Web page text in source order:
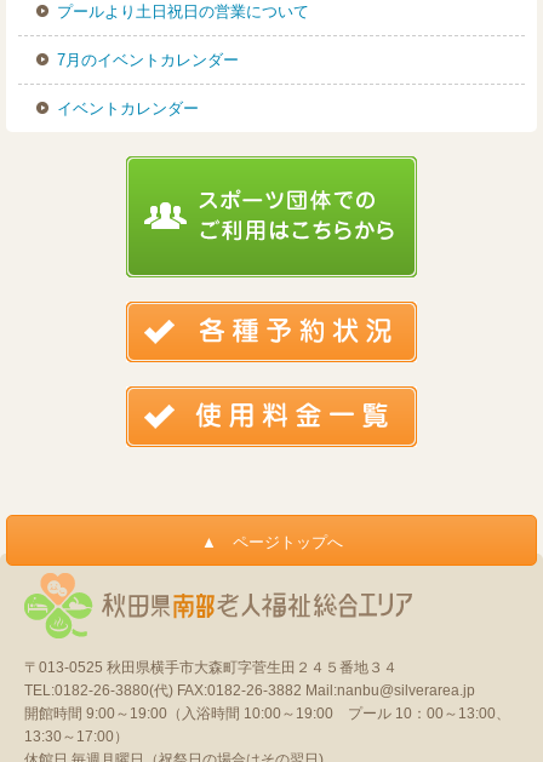
プールより土日祝日の営業について
7月のイベントカレンダー
イベントカレンダー
〒013-0525 秋田県横手市大森町字菅生田２４５番地３４
TEL:0182-26-3880(代) FAX:0182-26-3882 Mail:nanbu@silverarea.jp
開館時間 9:00～19:00（入浴時間 10:00～19:00 プール 10：00～13:00、
13:30～17:00）